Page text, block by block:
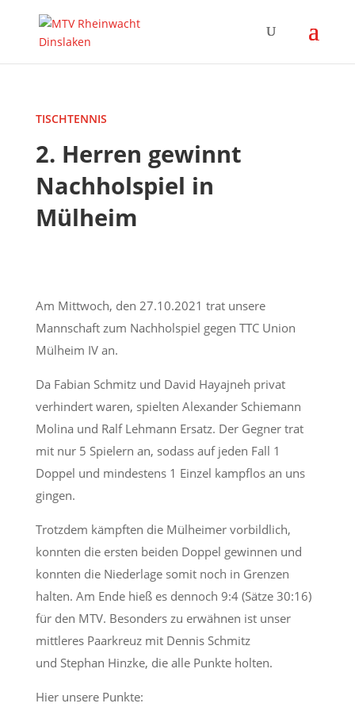
TISCHTENNIS
2. Herren gewinnt
Nachholspiel in
Mülheim
Am Mittwoch, den 27.10.2021 trat unsere
Mannschaft zum Nachholspiel gegen TTC Union
Mülheim IV an.
Da Fabian Schmitz und David Hayajneh privat
verhindert waren, spielten Alexander Schiemann
Molina und Ralf Lehmann Ersatz. Der Gegner trat
mit nur 5 Spielern an, sodass auf jeden Fall 1
Doppel und mindestens 1 Einzel kampflos an uns
gingen.
Trotzdem kämpften die Mülheimer vorbildlich,
konnten die ersten beiden Doppel gewinnen und
konnten die Niederlage somit noch in Grenzen
halten. Am Ende hieß es dennoch 9:4 (Sätze 30:16)
für den MTV. Besonders zu erwähnen ist unser
mittleres Paarkreuz mit Dennis Schmitz
und Stephan Hinzke, die alle Punkte holten.
Hier unsere Punkte: